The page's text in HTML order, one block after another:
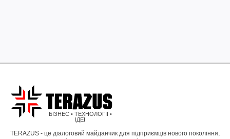
БІЗНЕС • ТЕХНОЛОГІЇ •
ІДЕЇ
TERAZUS - це діалоговий майданчик для підприємців нового покоління,